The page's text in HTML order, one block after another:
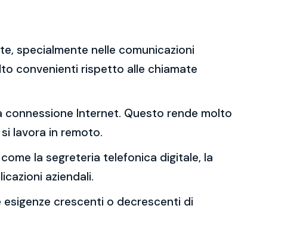
specialmente nelle comunicazioni
convenienti rispetto alle chiamate
Internet. Questo rende molto
lavora in remoto.
la segreteria telefonica digitale, la
aziendali.
crescenti o decrescenti di